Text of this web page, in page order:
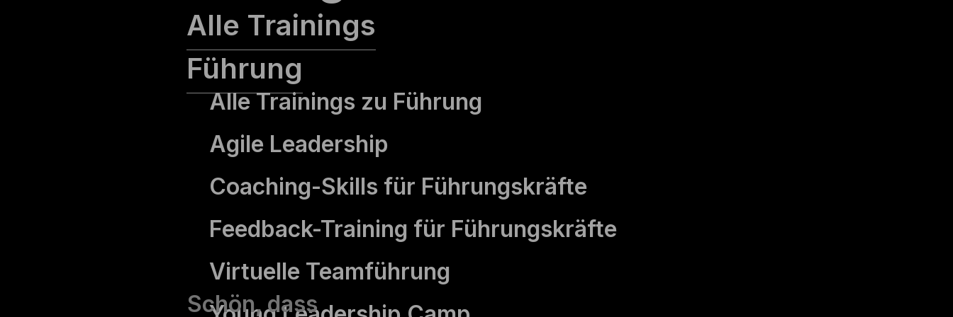
Alle Trainings
Führung
Alle Trainings zu Führung
Agile Leadership
Coaching-Skills für Führungs­kräfte
Feedback-Training für Führungs­kräfte
Virtuelle Teamführung
Schön, dass